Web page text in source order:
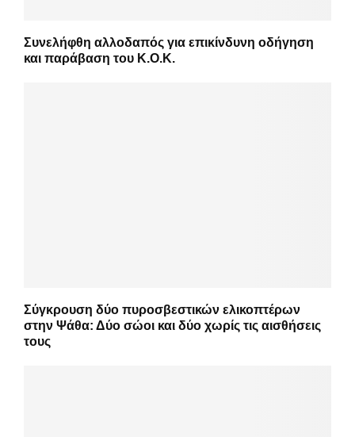
Συνελήφθη αλλοδαπός για επικίνδυνη οδήγηση
και παράβαση του Κ.Ο.Κ.
Σύγκρουση δύο πυροσβεστικών ελικοπτέρων
στην Ψάθα: Δύο σώοι και δύο χωρίς τις αισθήσεις
τους